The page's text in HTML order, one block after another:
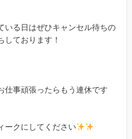
いる日はぜひキャンセル待ちの
しております！
仕事頑張ったらもう連休です
ークにしてください